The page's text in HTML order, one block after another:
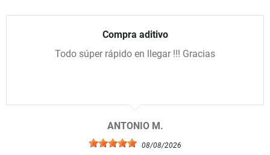
Compra aditivo
Todo súper rápido en llegar !!! Gracias
ANTONIO M.
08/08/2026